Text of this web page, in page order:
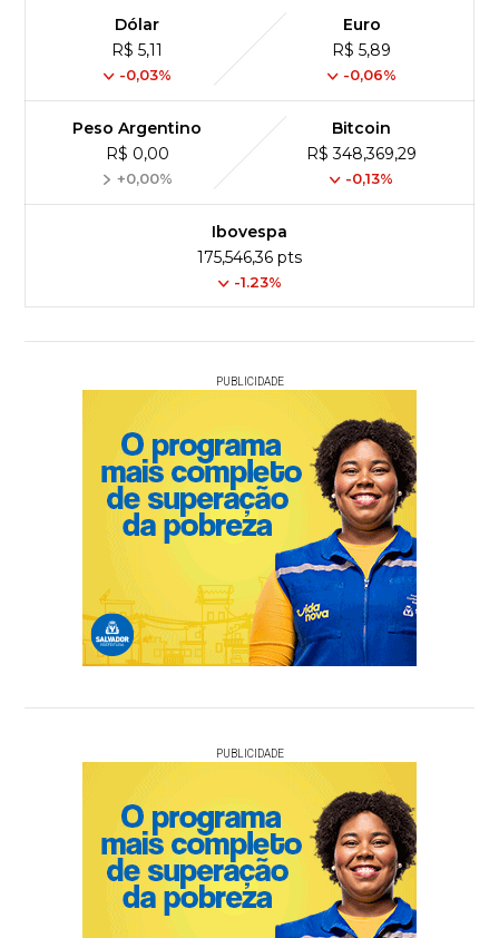
Dólar
R$ 5,11
-0,03%
Euro
R$ 5,89
-0,06%
Peso Argentino
R$ 0,00
+0,00%
Bitcoin
R$ 348,369,29
-0,13%
Ibovespa
175,546,36 pts
-1.23%
PUBLICIDADE
PUBLICIDADE